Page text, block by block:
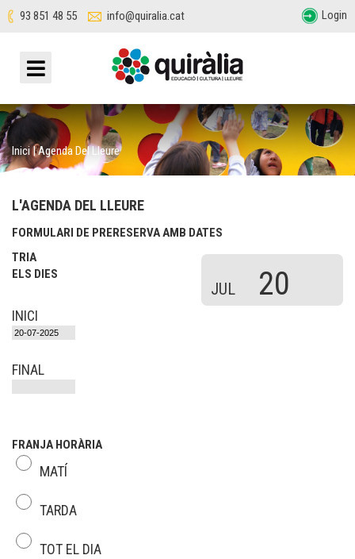
93 851 48 55 info@quiralia.cat Login
Inici|Agenda Del Lleure
L'AGENDA DEL LLEURE
FORMULARI DE PRERESERVA AMB DATES
TRIA
ELS DIES
JUL 20
INICI
FINAL
FRANJA HORÀRIA
MATÍ
TARDA
TOT EL DIA